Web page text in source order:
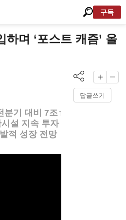
구독
며 ‘포스트 캐즘’ 올
답글쓰기
기 대비 7조↑
설 지속 투자
적 성장 전망